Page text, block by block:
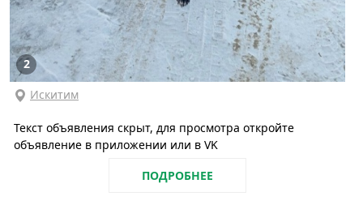
2
Искитим
Текст объявления скрыт, для просмотра откройте
объявление в приложении или в VK
ПОДРОБНЕЕ